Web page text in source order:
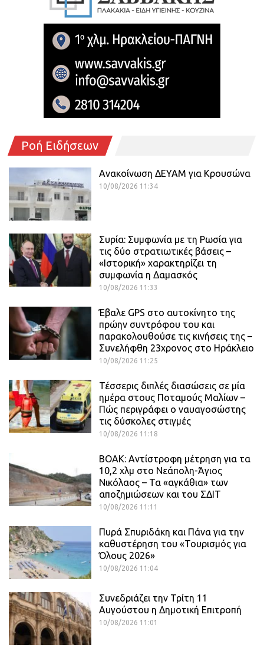
Ροή Ειδήσεων
Ανακοίνωση ΔΕΥΑΜ για Κρουσώνα
10/08/2026 11:34
Συρία: Συμφωνία με τη Ρωσία για
τις δύο στρατιωτικές βάσεις –
«Ιστορική» χαρακτηρίζει τη
συμφωνία η Δαμασκός
10/08/2026 11:33
Έβαλε GPS στο αυτοκίνητο της
πρώην συντρόφου του και
παρακολουθούσε τις κινήσεις της –
Συνελήφθη 23χρονος στο Ηράκλειο
10/08/2026 11:25
Τέσσερις διπλές διασώσεις σε μία
ημέρα στους Ποταμούς Μαλίων –
Πώς περιγράφει ο ναυαγοσώστης
τις δύσκολες στιγμές
10/08/2026 11:18
ΒΟΑΚ: Αντίστροφη μέτρηση για τα
10,2 χλμ στο Νεάπολη-Άγιος
Νικόλαος – Τα «αγκάθια» των
αποζημιώσεων και του ΣΔΙΤ
10/08/2026 11:11
Πυρά Σπυριδάκη και Πάνα για την
καθυστέρηση του «Τουρισμός για
Όλους 2026»
10/08/2026 11:04
Συνεδριάζει την Τρίτη 11
Αυγούστου η Δημοτική Επιτροπή
10/08/2026 11:01